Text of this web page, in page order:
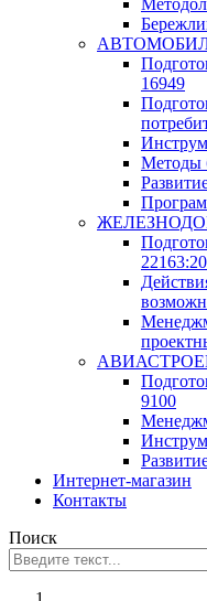
16949
Методы
9100
Интернет-магазин
Контакты
Поиск